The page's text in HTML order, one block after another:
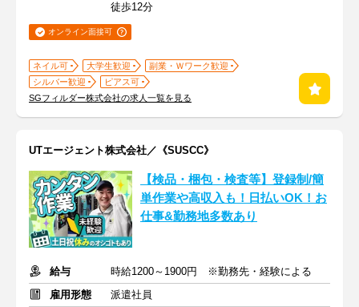
徒歩12分
オンライン面接可
ネイル可 大学生歓迎
副業・Ｗワーク歓迎
シルバー歓迎
ピアス可
SGフィルダー株式会社の求人一覧を見る
UTエージェント株式会社／《SUSCC》
【検品・梱包・検査等】登録制/簡
単作業や高収入も！日払いOK！お
仕事&勤務地多数あり
給与
時給1200～1900円 ※勤務先・経験による
雇用形態
派遣社員